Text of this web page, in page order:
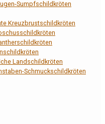
Sumpfschildkröten
Kreuzbrustschildkröten
Landschildkröten
Schmuckschildkröten